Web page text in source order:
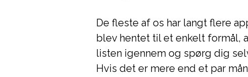
De fleste af os har langt flere
blev hentet til et enkelt formål,
listen igennem og spørg dig
Hvis det er mere end et par